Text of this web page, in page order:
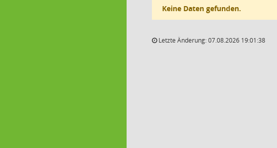
Keine Daten gefunden.
Letzte Änderung: 07.08.2026 19:01:38